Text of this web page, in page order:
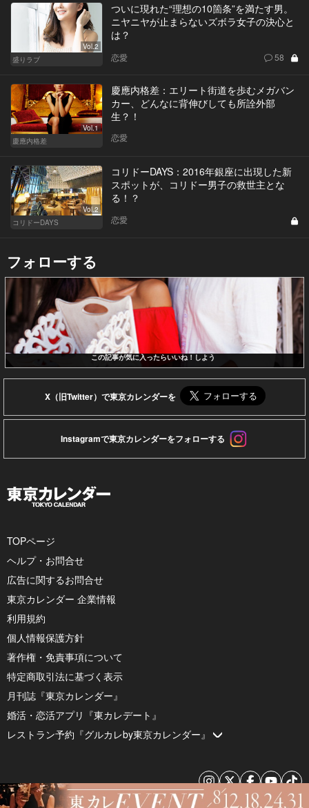
Vol.2
盛りラブ
ついに現れた“理想の10箇条”を満たす男。
ニヤニヤが止まらないズボラ女子の決心と
は？
恋愛 58
Vol.1
慶應内格差
慶應内格差：エリート街道を歩むメガバン
カー、どんなに背伸びしても所詮外部
生？！
恋愛
Vol.2
コリドーDAYS
コリドーDAYS：2016年銀座に出現した新
スポットが、コリドー男子の救世主とな
る！？
恋愛
フォローする
この記事が気に入ったらいいね！しよう
X（旧Twitter）で東京カレンダーを
Instagramで東京カレンダーをフォローする
TOPページ
ヘルプ・お問合せ
広告に関するお問合せ
東京カレンダー 企業情報
利用規約
個人情報保護方針
著作権・免責事項について
特定商取引法に基づく表示
月刊誌『東京カレンダー』
婚活・恋活アプリ『東カレデート』
レストラン予約『グルカレby東京カレンダー』
© 2026 by Tokyo Calendar, Inc.